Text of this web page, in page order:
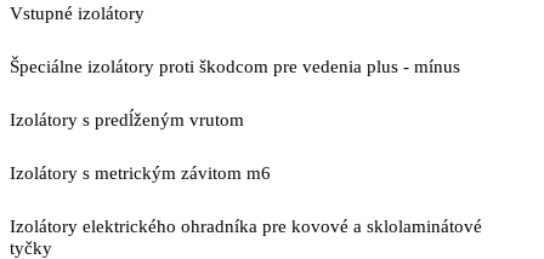
Vstupné izolátory
Špeciálne izolátory proti škodcom pre vedenia plus - mínus
Izolátory s predĺženým vrutom
Izolátory s metrickým závitom m6
Izolátory elektrického ohradníka pre kovové a sklolaminátové
tyčky